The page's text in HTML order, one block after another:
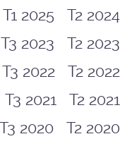
T1 2025
T2 2024
T3 2023
T2 2023
T3 2022
T2 2022
T3 2021
T2 2021
T3 2020
T2 2020